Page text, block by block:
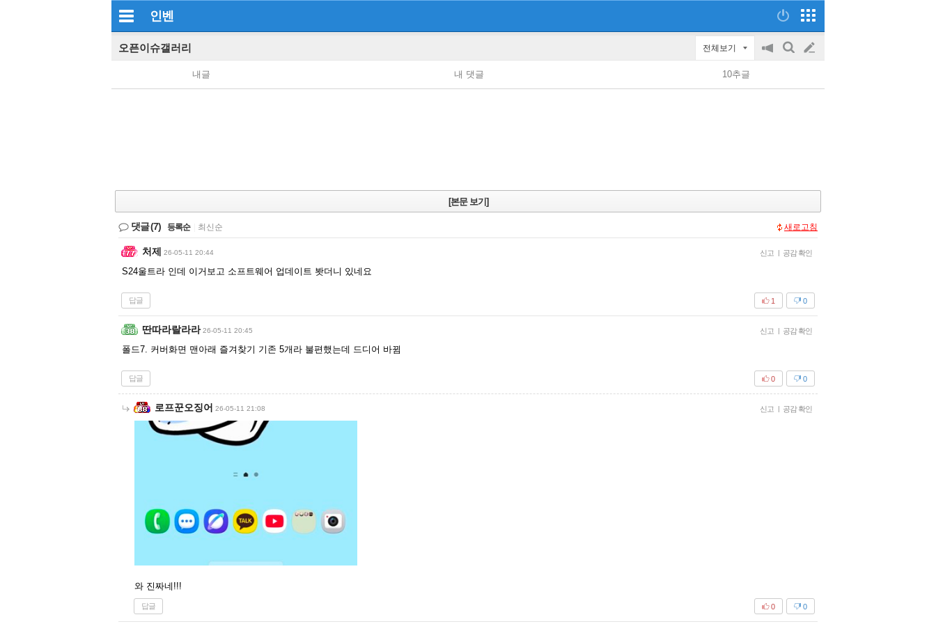
인벤
오픈이슈갤러리 전체보기
공
on/off
검
글
쓰
내글 내 댓글 10추글
[본문 보기]
댓글(7) 등록순 최신순 새로고침
처제 26-05-11 20:44 신고 | 공감 확인
S24울트라 인데 이거보고 소프트웨어 업데이트 봣더니 있네요
답글 0
1
딴따라랄라라 26-05-11 20:45 신고 | 공감 확인
폴드7. 커버화면 맨아래 즐겨찾기 기존 5개라 불편했는데 드디어 바뀜
답글 0
0
로프꾼오징어 26-05-11 21:08 신고 | 공감 확인
와 진짜네!!!
답글 0
0